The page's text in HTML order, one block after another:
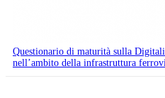
Questionario di maturità sulla
nell’ambito della infrastruttura